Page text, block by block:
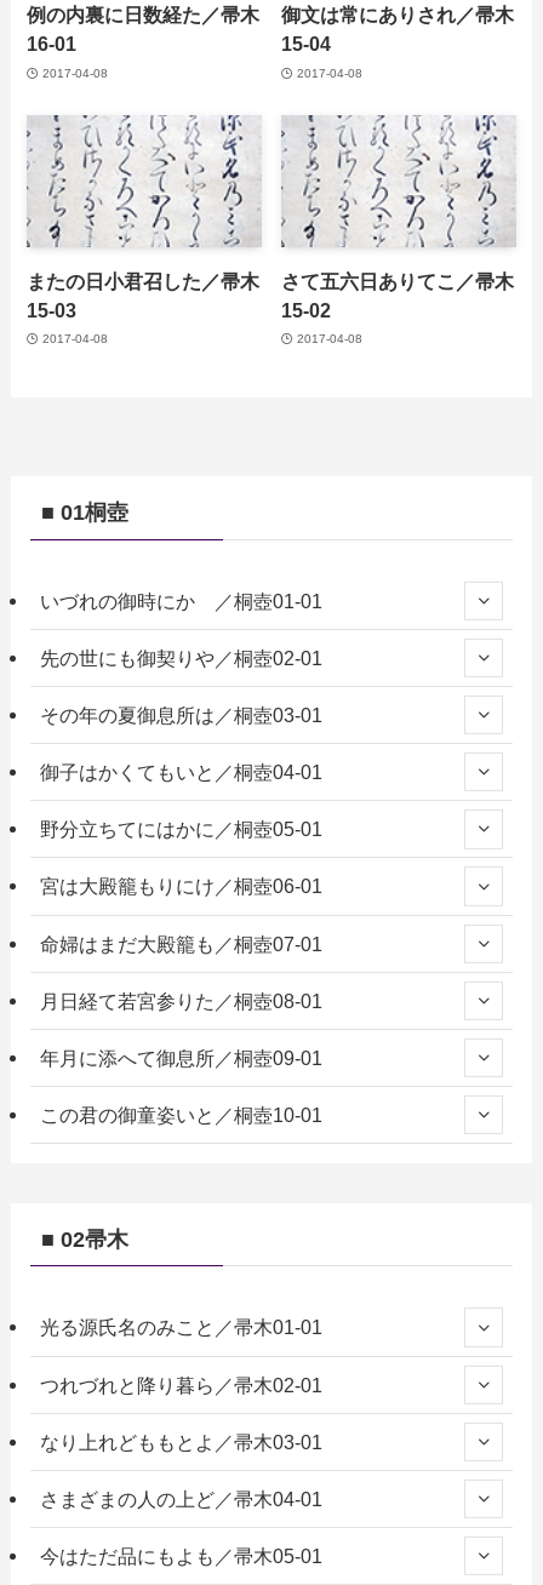
例の内裏に日数経た／帚木
16-01
2017-04-08
御文は常にありされ／帚木
15-04
2017-04-08
またの日小君召した／帚木
15-03
2017-04-08
さて五六日ありてこ／帚木
15-02
2017-04-08
■ 01桐壺
いづれの御時にか ／桐壺01-01
先の世にも御契りや／桐壺02-01
その年の夏御息所は／桐壺03-01
御子はかくてもいと／桐壺04-01
野分立ちてにはかに／桐壺05-01
宮は大殿籠もりにけ／桐壺06-01
命婦はまだ大殿籠も／桐壺07-01
月日経て若宮参りた／桐壺08-01
年月に添へて御息所／桐壺09-01
この君の御童姿いと／桐壺10-01
■ 02帚木
光る源氏名のみこと／帚木01-01
つれづれと降り暮ら／帚木02-01
なり上れどももとよ／帚木03-01
さまざまの人の上ど／帚木04-01
今はただ品にもよも／帚木05-01